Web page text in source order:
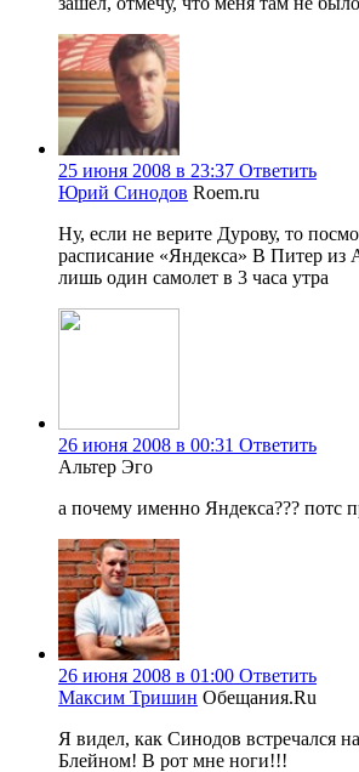
25 июня 2008 в 23:37 Ответить
Юрий Синодов Roem.ru
Ну, если не верите Дурову, то
расписание «Яндекса» В Питер из
лишь один самолет в 3 часа утра
26 июня 2008 в 00:31 Ответить
Альтер Эго
а почему именно Яндекса??? потс
26 июня 2008 в 01:00 Ответить
Максим Тришин Обещания.Ru
Я видел, как Синодов встречался
Блейном! В рот мне ноги!!!